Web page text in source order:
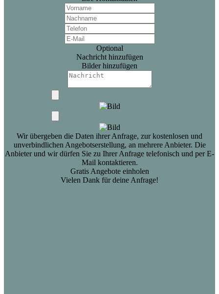
Optional
Nachricht hinzufügen
Bilder hinzufügen
Wir übergeben die Daten ihrer Anfrage, zur kostenlosen und
unverbindlichen Angebotserstellung, an mehrere Anbieter. Die
Anbieter und wir dürfen Sie zu Ihrer Anfrage telefonisch und per E-
Mail kontaktieren.
Gratis Angebote einholen
Vielen Dank für deine Anfrage!